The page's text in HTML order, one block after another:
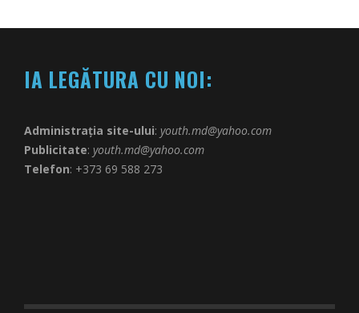
IA LEGĂTURA CU NOI:
Administrația site-ului: youth.md@yahoo.com
Publicitate: youth.md@yahoo.com
Telefon: +373 69 588 273